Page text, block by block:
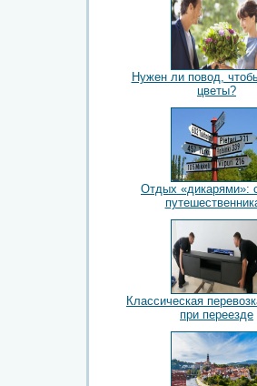
Нужен ли повод,
цветы?
Отдых «дикарями»:
Классическая
при переезде